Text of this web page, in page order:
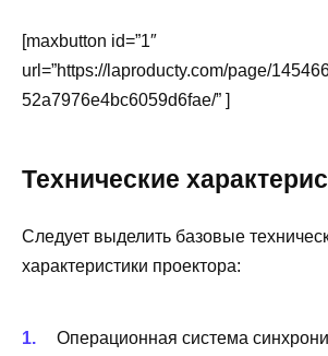
[maxbutton id=”1″
url=”https://laproducty.com/page/
52a7976e4bc6059d6fae/” ]
Технические
Следует выделить базовые
характеристики проектора:
Операционная система